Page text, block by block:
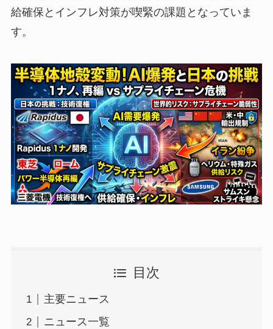
給確保とインフレ対策が喫緊の課題となっていま
す。
目次
主要ニュース
ニュース一覧